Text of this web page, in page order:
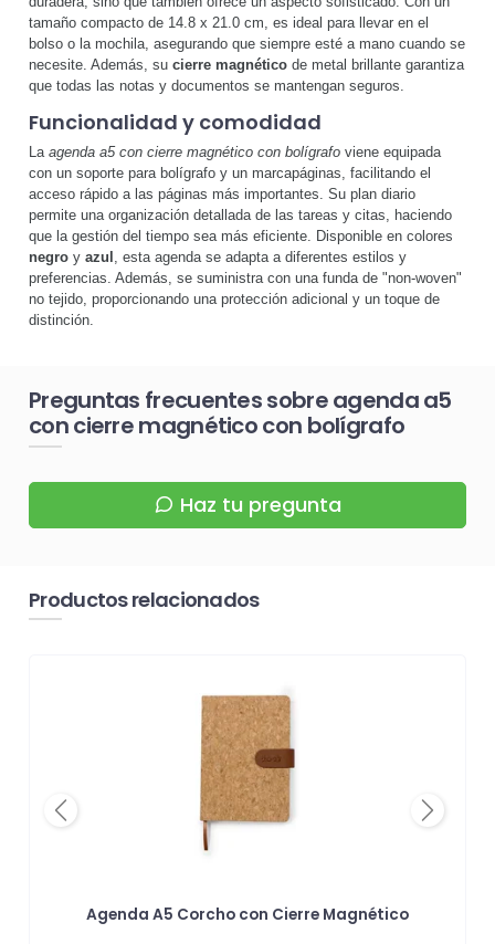
tamaño compacto de 14.8 x 21.0 cm, es ideal para llevar en el
bolso o la mochila, asegurando que siempre esté a mano cuando se
necesite. Además, su cierre magnético de metal brillante garantiza
que todas las notas y documentos se mantengan seguros.
Funcionalidad y comodidad
La agenda a5 con cierre magnético con bolígrafo viene equipada
con un soporte para bolígrafo y un marcapáginas, facilitando el
acceso rápido a las páginas más importantes. Su plan diario
permite una organización detallada de las tareas y citas, haciendo
que la gestión del tiempo sea más eficiente. Disponible en colores
negro y azul , esta agenda se adapta a diferentes estilos y
preferencias. Además, se suministra con una funda de "non-woven"
no tejido, proporcionando una protección adicional y un toque de
distinción.
Preguntas frecuentes sobre agenda a5
con cierre magnético con bolígrafo
Haz tu pregunta
Productos relacionados
Agenda A5 Corcho con Cierre Magnético
Previous Next